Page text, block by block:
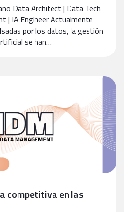
Data Architect | Data Tech
| IA Engineer Actualmente
por los datos, la gestión
se han…
competitiva en las